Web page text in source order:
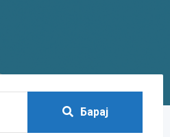
Барај